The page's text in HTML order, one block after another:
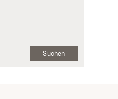
Suchen